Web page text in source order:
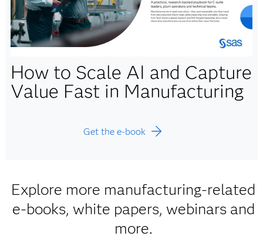
How to Scale AI and Capture
Value Fast in Manufacturing
Get the e-book
Explore more manufacturing-related
e-books, white papers, webinars and
more.